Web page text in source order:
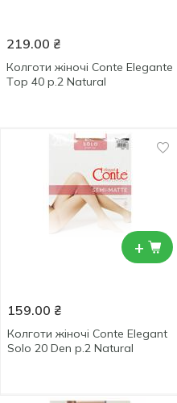
219.00 ₴
Колготи жіночі Conte Elegante
Tор 40 р.2 Natural
+
159.00 ₴
Колготи жіночі Conte Elegant
Solo 20 Den р.2 Natural